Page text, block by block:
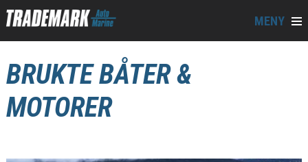
MENY
BRUKTE BÅTER &
MOTORER